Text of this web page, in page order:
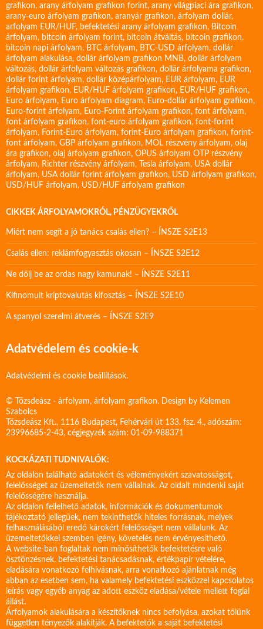
grafikon, arany árfolyam grafikon forint, arany világpiaci ára grafikon,
arany-euro árfolyam grafikon, aranyár grafikon, árfolyam dollár,
arfolyam EUR/HUF, befektetési arany árfolyam grafikon, Bitcoin
árfolyam, bitcoin árfolyam forint, bitcoin átváltás, bitcoin grafikon,
bitcoin napi árfolyam, BTC árfolyam, BTC-USD árfolyam, dollár
árfolyam alakulása, dollár árfolyam grafikon MNB, dollár árfolyam
változás, dollár árfolyam változás grafikon, dollár árfolyama grafikon,
dollár forint árfolyam, dollár középárfolyam, EUR árfolyam, EUR
árfolyam grafikon, EUR/HUF árfolyam grafikon, EUR/HUF grafikon,
Euro árfolyam, Euro árfolyam diagram, Euro-dollár árfolyam grafikon,
Euro-forint árfolyam, Euro-Forint árfolyam grafikon, font árfolyam,
font árfolyam grafikon, font-euro árfolyam grafikon, font-forint
árfolyam, Forint-Euro árfolyam, forint-Euro árfolyam grafikon, forint-
font árfolyam, GBP árfolyam grafikon, MOL részvény árfolyam, olaj
ára grafikon, olaj árfolyam grafikon, OPUS árfolyam OTP részvény
árfolyam, Richter részvény árfolyam, Tesla árfolyam, USA dollár
árfolyam, USA dollár forint árfolyam grafikon, USD árfolyam grafikon,
USD/HUF árfolyam, USD/HUF árfolyam grafikon
CIKKEK ÁRFOLYAMOKRÓL, PÉNZÜGYEKRŐL
Miért nem segít a jó tanács csalás ellen? – ÍNSZE S2E13
Csalás ellen: reklámfogyasztás okosan – ÍNSZE S2E12
Ne dőlj be az ordas nagy kamunak! – ÍNSZE S2E11
Kifinomult kriptovalutás kifosztás – ÍNSZE S2E10
A spanyol szerelmi átverés – ÍNSZE S2E9
Adatvédelem és cookie-k
Adatvédelmi és cookie beállítások.
© Tőzsdeász - árfolyam, árfolyam grafikon. Design by Kelemen
Szabolcs
Tőzsdeász Kft., 1116 Budapest, Fehérvári út 133. fsz. 4., adószám:
23996685-2-43, cégjegyzék szám: 01-09-988371
KOCKÁZATI TUDNIVALÓK:
Az oldalon található adatokért és véleményekért szavatosságot,
felelősséget az üzemeltetők nem vállalnak. Az oldalt mindenki saját
felelősségére használja.
Az oldalon fellelhető adatok, információk és dokumentumok
tájékoztató jellegűek, nem tekinthetők hiteles forrásnak, melyek
felhasználásából eredő károkért felelősséget nem vállalunk. Az
üzemeltetőkkel szemben igény, követelés nem érvényesíthető.
A website-ban foglaltak nem minősíthetők befektetésre való
ösztönzésnek, befektetési tanácsadásnak, értékpapír vételére,
eladására vonatkozó felhívásnak, arra vonatkozó ajánlatnak még
abban az esetben sem, ha valamely befektetési eszközzel kapcsolatos
leírás vagy egyéb anyag az adott eszköz eladása/vétele mellett foglal
állást.
Árfolyamok alakulására a készítőknek nincs befolyása, azokat tőlünk
független tényezők alakítják. A befektetők a saját befektetési